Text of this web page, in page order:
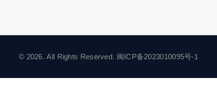
© 2026. All Rights Reserved. 闽ICP备2023010095号-1